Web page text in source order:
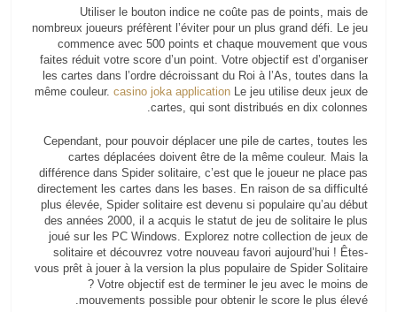
Utiliser le bouton indice ne coûte pas de points, mais de
nombreux joueurs préfèrent l’éviter pour un plus grand défi. Le jeu
commence avec 500 points et chaque mouvement que vous
faites réduit votre score d’un point. Votre objectif est d’organiser
les cartes dans l’ordre décroissant du Roi à l’As, toutes dans la
même couleur. casino joka applicationLe jeu utilise deux jeux de
cartes, qui sont distribués en dix colonnes.
Cependant, pour pouvoir déplacer une pile de cartes, toutes les
cartes déplacées doivent être de la même couleur. Mais la
différence dans Spider solitaire, c’est que le joueur ne place pas
directement les cartes dans les bases. En raison de sa difficulté
plus élevée, Spider solitaire est devenu si populaire qu’au début
des années 2000, il a acquis le statut de jeu de solitaire le plus
joué sur les PC Windows. Explorez notre collection de jeux de
solitaire et découvrez votre nouveau favori aujourd’hui ! Êtes-
vous prêt à jouer à la version la plus populaire de Spider Solitaire
? Votre objectif est de terminer le jeu avec le moins de
mouvements possible pour obtenir le score le plus élevé.